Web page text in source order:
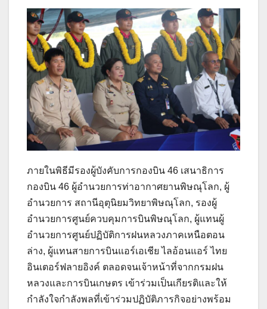
ภายในพิธีมีรองผู้บังคับการกองบิน 46 เสนาธิการ
กองบิน 46 ผู้อำนวยการท่าอากาศยานพิษณุโลก, ผู้
อำนวยการ สถานีอุตุนิยมวิทยาพิษณุโลก, รองผู้
อำนวยการศูนย์ควบคุมการบินพิษณุโลก, ผู้แทนผู้
อำนวยการศูนย์ปฏิบัติการฝนหลวงภาคเหนือตอน
ล่าง, ผู้แทนสายการบินแอร์เอเชีย ไลอ้อนแอร์ ไทย
อินเตอร์ฟลายอิงค์ ตลอดจนเจ้าหน้าที่จากกรมฝน
หลวงและการบินเกษตร เข้าร่วมเป็นเกียรติและให้
กำลังใจกำลังพลที่เข้าร่วมปฏิบัติภารกิจอย่างพร้อม